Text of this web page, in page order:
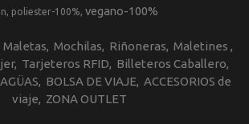
poliester-100% vegano-100%
Maletas Mochilas Riñoneras Maletines
Tarjeteros RFID
Billeteros Caballero
BOLSA DE VIAJE ACCESORIOS de
viaje
ZONA OUTLET